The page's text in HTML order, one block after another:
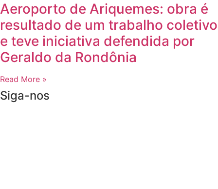
Aeroporto de Ariquemes: obra é
resultado de um trabalho coletivo
e teve iniciativa defendida por
Geraldo da Rondônia
Read More »
Siga-nos